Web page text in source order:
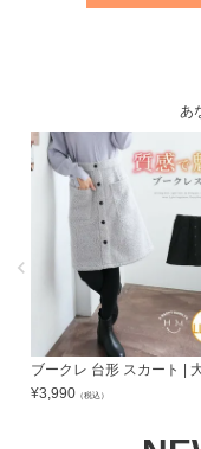
あ
¥3,990 （税込）